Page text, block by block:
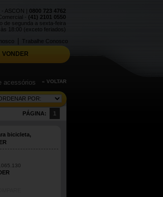
ASCON | 0800 723 4762
- (41) 2101 0550
de segunda a sexta-feira
18:00 (exceto feriados)
Trabalhe Conosco
VONDER
acessórios « VOLTAR
PÁGINA: 1
bicicleta,